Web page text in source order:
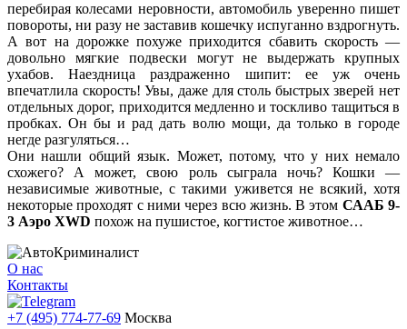
перебирая колесами неровности, автомобиль уверенно пишет
повороты, ни разу не заставив кошечку испуганно вздрогнуть.
А вот на дорожке похуже приходится сбавить скорость —
довольно мягкие подвески могут не выдержать крупных
ухабов. Наездница раздраженно шипит: ее уж очень
впечатлила скорость! Увы, даже для столь быстрых зверей нет
отдельных дорог, приходится медленно и тоскливо тащиться в
пробках. Он бы и рад дать волю мощи, да только в городе
негде разгуляться…
Они нашли общий язык. Может, потому, что у них немало
схожего? А может, свою роль сыграла ночь? Кошки —
независимые животные, с такими уживется не всякий, хотя
некоторые проходят с ними через всю жизнь. В этом СААБ 9-
3 Аэро XWD похож на пушистое, когтистое животное…
О нас
Контакты
+7 (495) 774-77-69 Москва